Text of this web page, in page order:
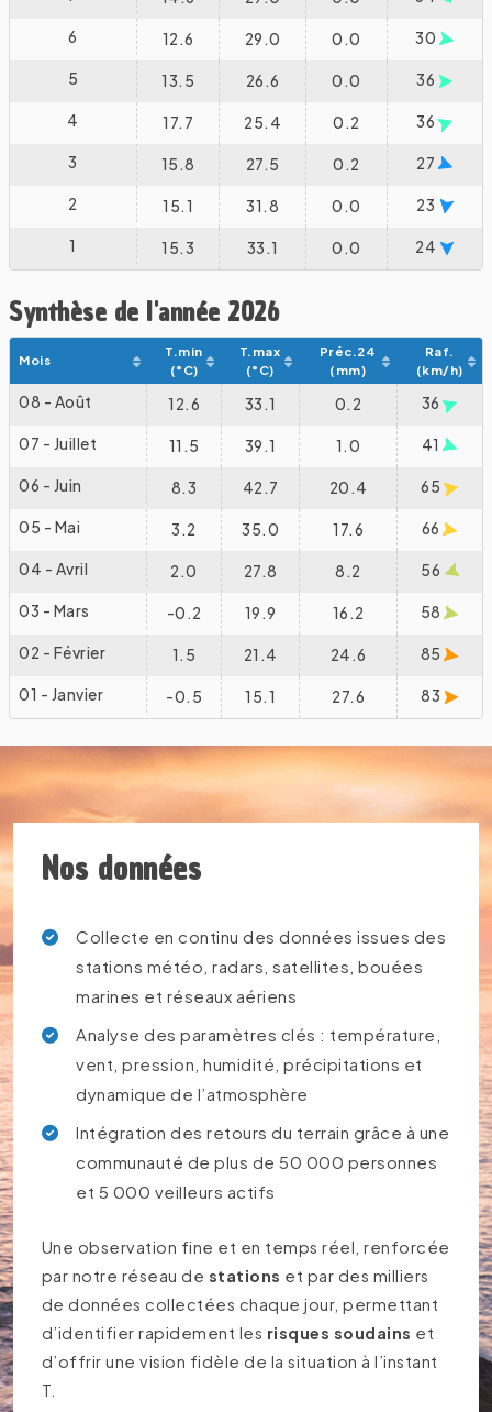
6 12.6 29.0 0.0 30
5 13.5 26.6 0.0 36
4 17.7 25.4 0.2 36
3 15.8 27.5 0.2 27
2 15.1 31.8 0.0 23
1 15.3 33.1 0.0 24
Synthèse de l'année 2026
Mois
T.min
(°C)
T.max
(°C)
Préc.24
(mm)
Raf.
(km/h)
08 - Août 12.6 33.1 0.2 36
07 - Juillet 11.5 39.1 1.0 41
06 - Juin 8.3 42.7 20.4 65
05 - Mai 3.2 35.0 17.6 66
04 - Avril 2.0 27.8 8.2 56
03 - Mars -0.2 19.9 16.2 58
02 - Février 1.5 21.4 24.6 85
01 - Janvier -0.5 15.1 27.6 83
Nos données
Collecte en continu des données issues des
stations météo, radars, satellites, bouées
marines et réseaux aériens
Analyse des paramètres clés : température,
vent, pression, humidité, précipitations et
dynamique de l’atmosphère
Intégration des retours du terrain grâce à une
communauté de plus de 50 000 personnes
et 5 000 veilleurs actifs
Une observation fine et en temps réel, renforcée
par notre réseau de stations et par des milliers
de données collectées chaque jour, permettant
d’identifier rapidement les risques soudains et
d’offrir une vision fidèle de la situation à l’instant
T.